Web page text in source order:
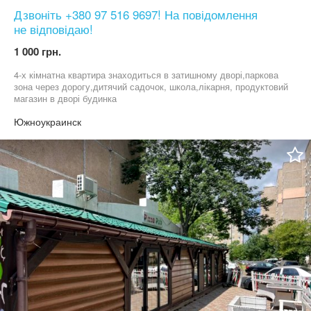
Дзвоніть +380 97 516 9697! На повідомлення
не відповідаю!
1 000 грн.
4-х кімнатна квартира знаходиться в затишному дворі,паркова
зона через дорогу,дитячий садочок, школа,лікарня, продуктовий
магазин в дворі будинка
Южноукраинск